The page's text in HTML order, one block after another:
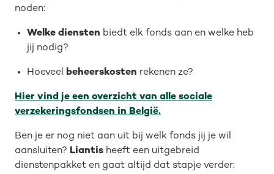
noden:
Welke diensten biedt elk fonds aan en welke heb
jij nodig?
Hoeveel beheerskosten rekenen ze?
Hier vind je een overzicht van alle sociale
verzekeringsfondsen in België.
Ben je er nog niet aan uit bij welk fonds jij je wil
aansluiten? Liantis heeft een uitgebreid
dienstenpakket en gaat altijd dat stapje verder: